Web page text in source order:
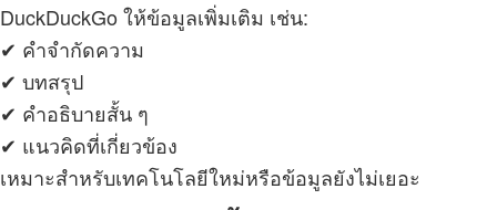
DuckDuckGo ให้ข้อมูลเพิ่มเติม เช่น:
✔ คำจำกัดความ
✔ บทสรุป
✔ คำอธิบายสั้น ๆ
✔ แนวคิดที่เกี่ยวข้อง
เหมาะสำหรับเทคโนโลยีใหม่หรือข้อมูลยังไม่เยอะ